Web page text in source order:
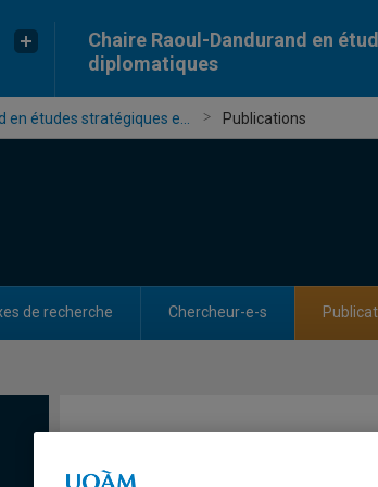
Chaire Raoul-Dandurand en
diplomatiques
en études stratégiques e... Publications
de recherche Chercheur-e-s